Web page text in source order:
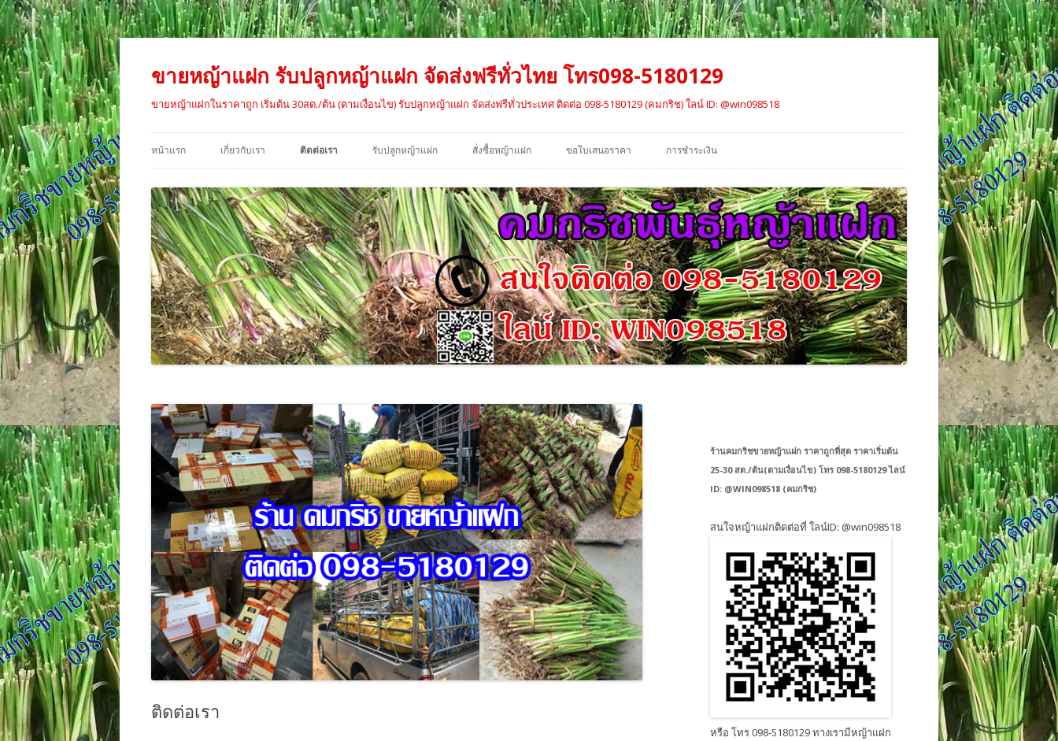
ขายหญ้าแฝก รับปลูกหญ้าแฝก จัดส่งฟรีทั่วไทย โทร098-5180129
ขายหญ้าแฝกในราคาถูก เริ่มต้น 30สต./ต้น (ตามเงื่อนไข) รับปลูกหญ้าแฝก จัดส่งฟรีทั่วประเทศ ติดต่อ 098-5180129 (คมกริช) ใลน์ ID: @win098518
ไป
หน้าแรก เกี่ยวกับเรา ติดต่อเรา รับปลูกหญ้าแฝก สั่งซื้อหญ้าแฝก ขอใบเสนอราคา การชำระเงิน
ติดต่อเรา
ร้านคมกริชขายหญ้าแฝก ราคาถูกที่สุด ราคาเริ่มต้น
25-30 สต./ต้น(ตามเงื่อนไข) โทร 098-5180129 ไลน์
ID: @WIN098518 (คมกริช)
สนใจหญ้าแฝกติดต่อที่ ใลน์ID: @win098518
หรือ โทร 098-5180129 ทางเรามีหญ้าแฝก